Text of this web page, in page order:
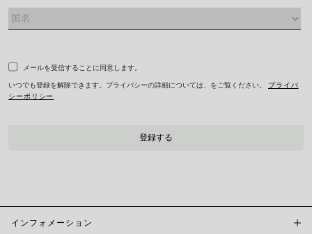
メールを受信することに同意します。
いつでも登録を解除できます。プライバシーの詳細については、をご覧ください。 プライバ
シーポリシー
インフォメーション